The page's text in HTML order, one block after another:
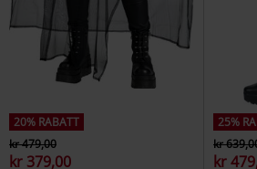
20% RABATT
kr 479,00
kr 379,00
25%
kr
kr